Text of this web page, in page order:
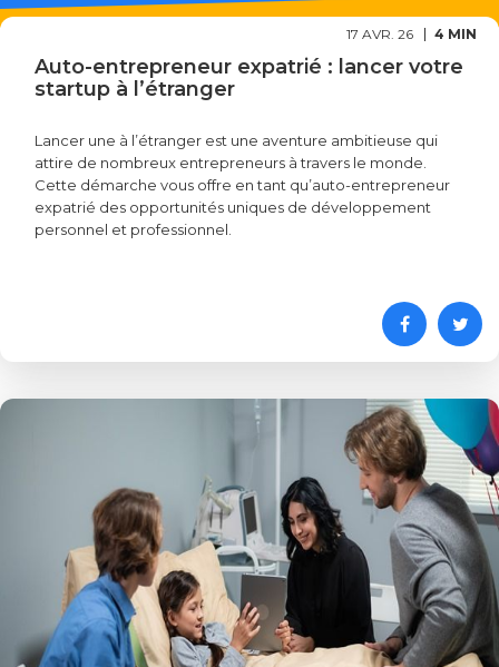
17 AVR. 26 4 MIN
Auto-entrepreneur expatrié : lancer votre
startup à l’étranger
Lancer une à l’étranger est une aventure ambitieuse qui
attire de nombreux entrepreneurs à travers le monde.
Cette démarche vous offre en tant qu’auto-entrepreneur
expatrié des opportunités uniques de développement
personnel et professionnel.